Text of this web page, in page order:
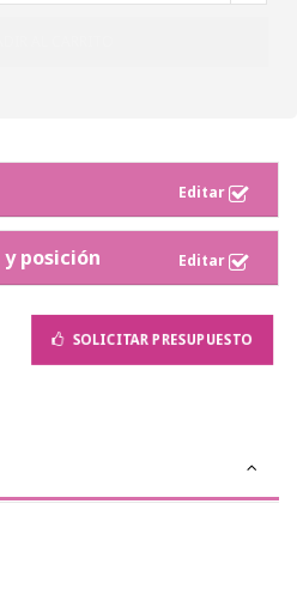
posición
SOLICITAR PRESUPUESTO